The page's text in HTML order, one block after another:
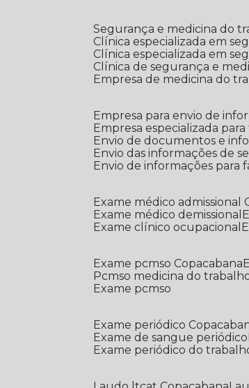
Segurança e medicina do
Clínica especializada em
Clínica especializada em
Clínica de segurança e
Empresa de medicina do
Empresa para envio de
Empresa especializada para
Envio de documentos e
Envio das informações de
Envio de informações para
Exame médico admissional
Exame médico demissional
Exame clínico ocupacional
Exame pcmso Copacabana
Pcmso medicina do
Exame pcmso
Exame periódico
Exame de sangue periódico
Exame periódico do